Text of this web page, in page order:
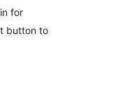
數
for
button to